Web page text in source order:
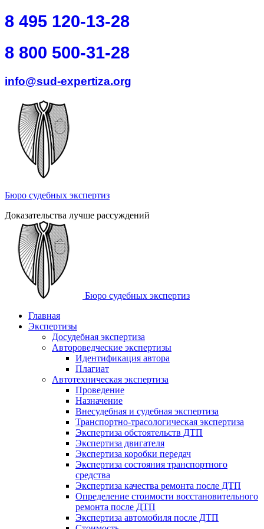
Перейти к основному содержанию
Skip to search
8 495 120-13-28
8 800 500-31-28
info@sud-expertiza.org
Бюро судебных экспертиз
Доказательства лучше рассуждений
Бюро судебных экспертиз
Главное меню
Главная
Экспертизы
Досудебная экспертиза
Автороведческие экспертизы
Идентификация автора
Плагиат
Автотехническая экспертиза
Проведение
Назначение
Внесудебная и судебная экспертиза
Транспортно-трасологическая экспертиза
Экспертиза обстоятельств ДТП
Экспертиза двигателя
Экспертиза коробки передач
Экспертиза состояния транспортного
средства
Экспертиза качества ремонта после ДТП
Определение стоимости восстановительного
ремонта после ДТП
Экспертиза автомобиля после ДТП